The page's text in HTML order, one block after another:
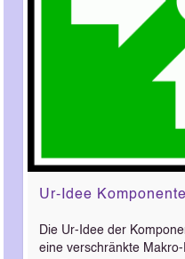
Ur-Idee Komponente
Die Ur-Idee der
eine verschränkte